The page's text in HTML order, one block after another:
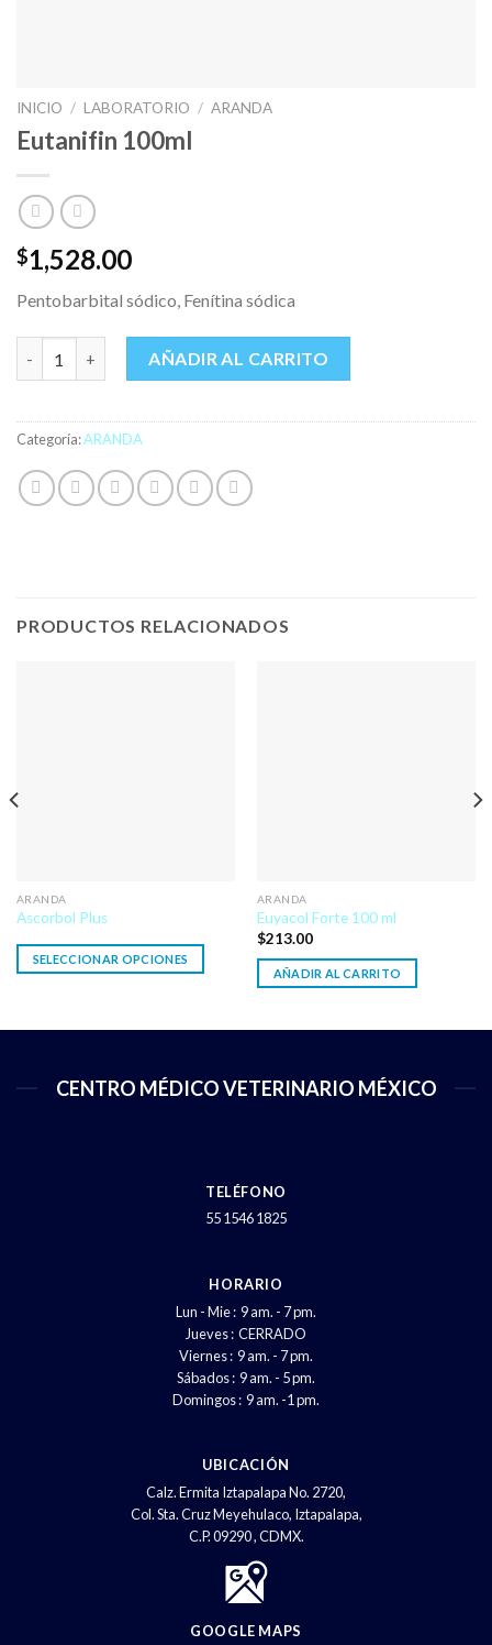
INICIO / LABORATORIO / ARANDA
Eutanifin 100ml
$1,528.00
Pentobarbital sódico, Fenítina sódica
Eutanifin 100ml cantidadAÑADIR AL CARRITO
Categoría:ARANDA
PRODUCTOS RELACIONADOS
ARANDA
Ascorbol Plus
SELECCIONAR OPCIONES
ARANDA
Euyacol Forte 100 ml
$213.00
AÑADIR AL CARRITO
CENTRO MÉDICO VETERINARIO MÉXICO
TELÉFONO
55 1546 1825
HORARIO
Lun - Mie : 9 am. - 7 pm.
Jueves : CERRADO
Viernes : 9 am. - 7 pm.
Sábados : 9 am. - 5 pm.
Domingos : 9 am. -1 pm.
UBICACIÓN
Calz. Ermita Iztapalapa No. 2720,
Col. Sta. Cruz Meyehulaco, Iztapalapa,
C.P. 09290 , CDMX.
GOOGLE MAPS